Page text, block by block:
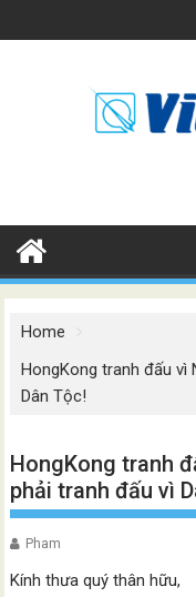
to
Home
HongKong tranh đấu vì
Dân Tộc!
HongKong tranh
phải tranh đấu vì
Pham
Kính thưa quý thân hữu,